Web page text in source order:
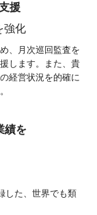
援
強化
、月次巡回監査を
します。また、貴
経営状況を的確に
績を
した、世界でも類